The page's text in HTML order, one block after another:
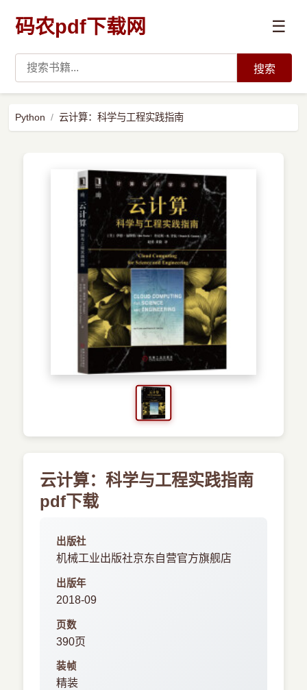
码农pdf下载网 ☰
预订书籍
搜索
Python 云计算：科学与工程实践指南
云计算：科学与工程实践指南
pdf下载
出版社
机械工业出版社京东自营官方旗舰店
出版年
2018-09
页数
390页
装帧
精装